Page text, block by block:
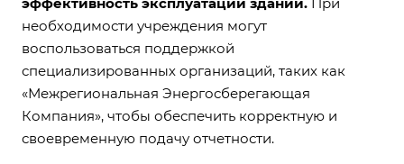
необходимости учреждения могут
воспользоваться поддержкой
специализированных организаций, таких как
«Межрегиональная Энергосберегающая
Компания», чтобы обеспечить корректную и
своевременную подачу отчетности.